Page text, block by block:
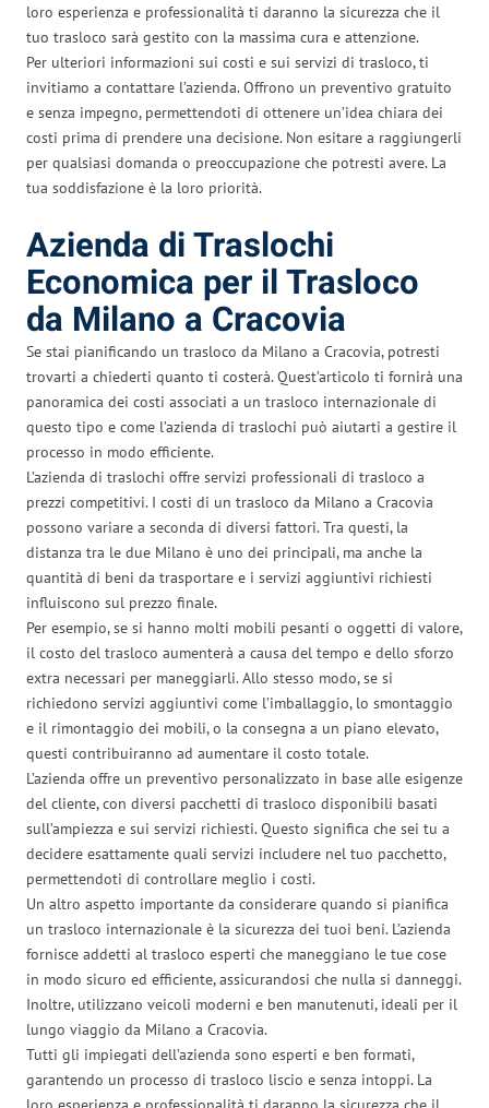
loro esperienza e professionalità ti daranno la sicurezza che il
tuo trasloco sarà gestito con la massima cura e attenzione.
Per ulteriori informazioni sui costi e sui servizi di trasloco, ti
invitiamo a contattare l’azienda. Offrono un preventivo gratuito
e senza impegno, permettendoti di ottenere un’idea chiara dei
costi prima di prendere una decisione. Non esitare a raggiungerli
per qualsiasi domanda o preoccupazione che potresti avere. La
tua soddisfazione è la loro priorità.
Azienda di Traslochi
Economica per il Trasloco
da Milano a Cracovia
Se stai pianificando un trasloco da Milano a Cracovia, potresti
trovarti a chiederti quanto ti costerà. Quest’articolo ti fornirà una
panoramica dei costi associati a un trasloco internazionale di
questo tipo e come l’azienda di traslochi può aiutarti a gestire il
processo in modo efficiente.
L’azienda di traslochi offre servizi professionali di trasloco a
prezzi competitivi. I costi di un trasloco da Milano a Cracovia
possono variare a seconda di diversi fattori. Tra questi, la
distanza tra le due Milano è uno dei principali, ma anche la
quantità di beni da trasportare e i servizi aggiuntivi richiesti
influiscono sul prezzo finale.
Per esempio, se si hanno molti mobili pesanti o oggetti di valore,
il costo del trasloco aumenterà a causa del tempo e dello sforzo
extra necessari per maneggiarli. Allo stesso modo, se si
richiedono servizi aggiuntivi come l’imballaggio, lo smontaggio
e il rimontaggio dei mobili, o la consegna a un piano elevato,
questi contribuiranno ad aumentare il costo totale.
L’azienda offre un preventivo personalizzato in base alle esigenze
del cliente, con diversi pacchetti di trasloco disponibili basati
sull’ampiezza e sui servizi richiesti. Questo significa che sei tu a
decidere esattamente quali servizi includere nel tuo pacchetto,
permettendoti di controllare meglio i costi.
Un altro aspetto importante da considerare quando si pianifica
un trasloco internazionale è la sicurezza dei tuoi beni. L’azienda
fornisce addetti al trasloco esperti che maneggiano le tue cose
in modo sicuro ed efficiente, assicurandosi che nulla si danneggi.
Inoltre, utilizzano veicoli moderni e ben manutenuti, ideali per il
lungo viaggio da Milano a Cracovia.
Tutti gli impiegati dell’azienda sono esperti e ben formati,
garantendo un processo di trasloco liscio e senza intoppi. La